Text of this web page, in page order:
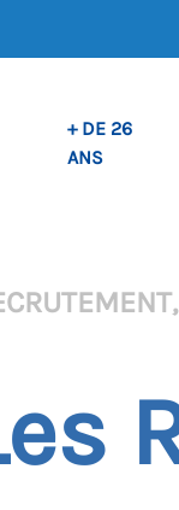
+ DE 26
ANS